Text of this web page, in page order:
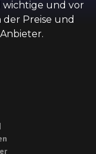
wichtige und vor
Preise und